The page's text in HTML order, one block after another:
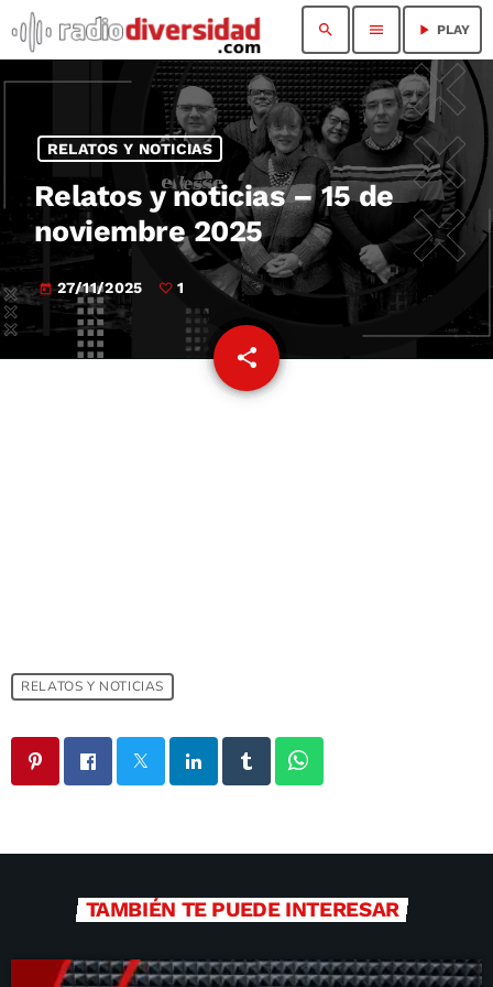
search menu play_arrow PLAY
RELATOS Y NOTICIAS
Relatos y noticias – 15 de
noviembre 2025
today 27/11/2025 1
share
email
RELATOS Y NOTICIAS
TAMBIÉN TE PUEDE INTERESAR